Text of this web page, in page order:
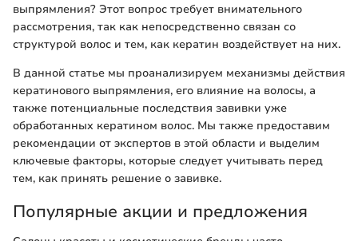
выпрямления? Этот вопрос требует внимательного
рассмотрения, так как непосредственно связан со
структурой волос и тем, как кератин воздействует на них.
В данной статье мы проанализируем механизмы действия
кератинового выпрямления, его влияние на волосы, а
также потенциальные последствия завивки уже
обработанных кератином волос. Мы также предоставим
рекомендации от экспертов в этой области и выделим
ключевые факторы, которые следует учитывать перед
тем, как принять решение о завивке.
Популярные акции и предложения